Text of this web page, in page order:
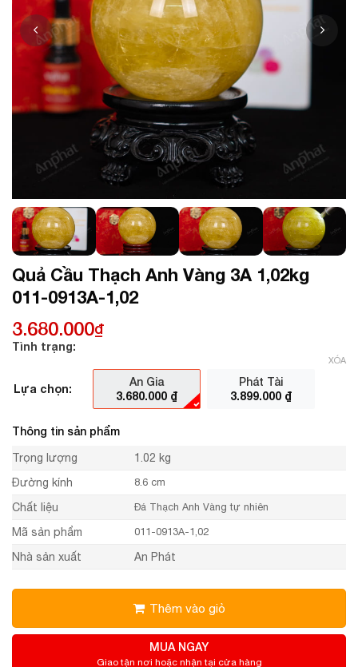
Quả Cầu Thạch Anh Vàng 3A 1,02kg
011-0913A-1,02
3.680.000₫
Tình trạng:
Lựa chọn:
An Gia
3.680.000 ₫
Phát Tài
3.899.000 ₫
XÓA
Thông tin sản phẩm
Trọng lượng
1.02 kg
Đường kính
8.6 cm
Chất liệu Đá Thạch Anh Vàng tự nhiên
Mã sản phẩm 011-0913A-1,02
Nhà sản xuất An Phát
Thêm vào giỏ
MUA NGAY
Giao tận nơi hoặc nhận tại cửa hàng